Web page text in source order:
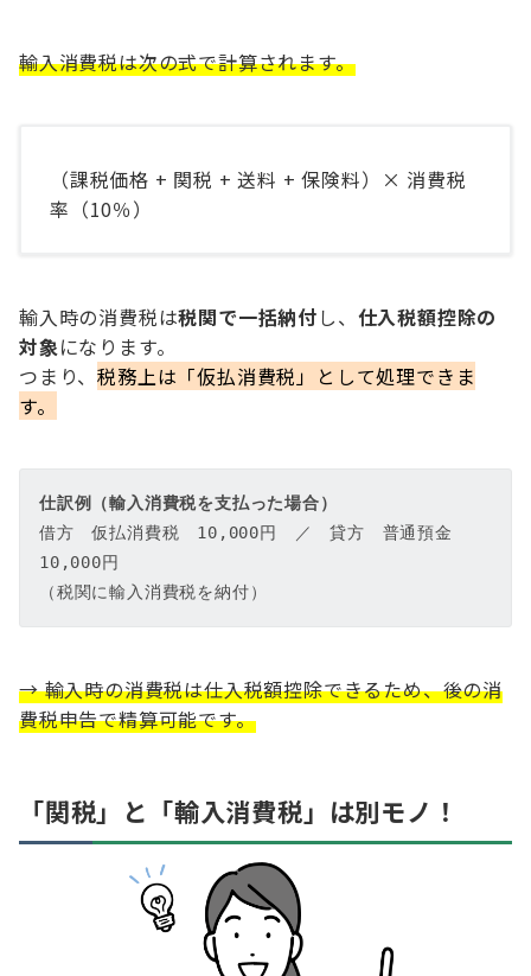
輸入消費税は次の式で計算されます。
（課税価格 + 関税 + 送料 + 保険料）× 消費税
率（10％）
輸入時の消費税は税関で一括納付し、 仕入税額控除の
対象になります。
つまり、税務上は「仮払消費税」として処理できま
す。
仕訳例（輸入消費税を支払った場合）
借方　仮払消費税　10,000円　／　貸方　普通預金
10,000円
（税関に輸入消費税を納付）
→ 輸入時の消費税は仕入税額控除できるため、後の消
費税申告で精算可能です。
「関税」と「輸入消費税」は別モノ！